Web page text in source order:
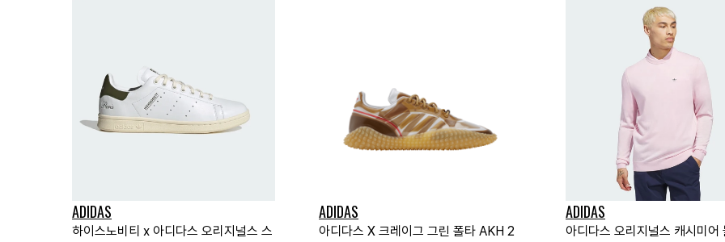
ADIDAS
하이스노비티 x 아디다스 오리지널스 스
ADIDAS
아디다스 X 크레이그 그린 폴타 AKH 2
ADIDAS
아디다스 오리지널스 캐시미어